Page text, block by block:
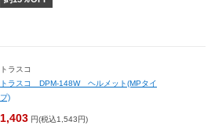
トラスコ
トラスコ DPM-148W ヘルメット(MPタイ
プ)
1,403 円(税込1,543円)